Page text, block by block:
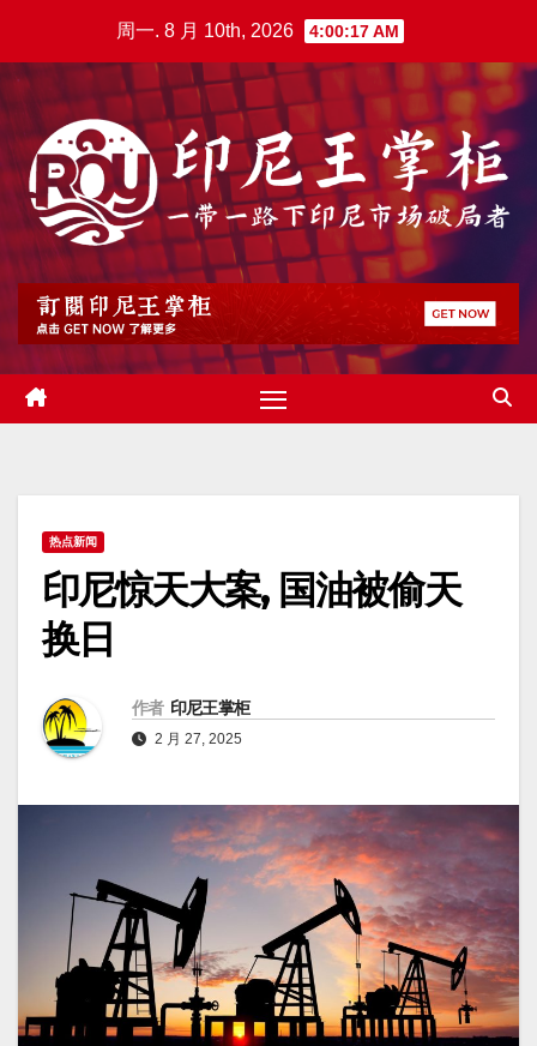
周一. 8 月 10th, 2026 4:00:18 AM
热点新闻
印尼惊天大案, 国油被偷天
换日
作者 印尼王掌柜
2 月 27, 2025